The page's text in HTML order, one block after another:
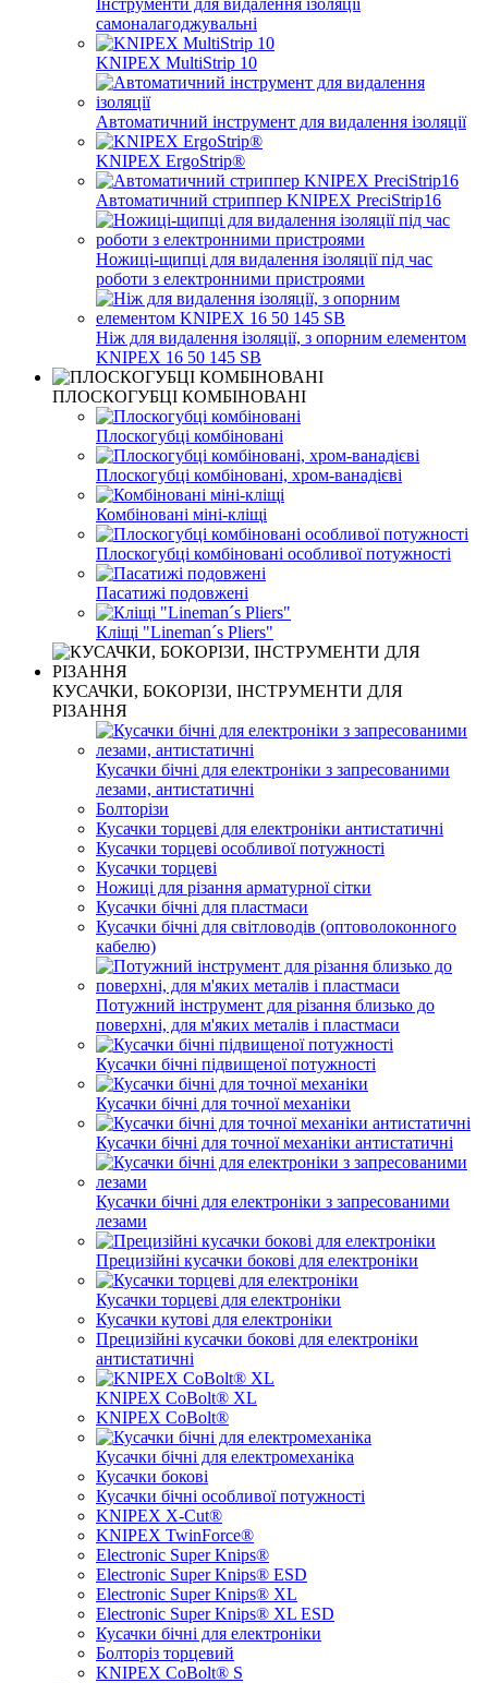
самоналагоджувальні
KNIPEX MultiStrip 10
Автоматичний інструмент для видалення ізоляції
KNIPEX ErgoStrip®
Автоматичний стриппер KNIPEX PreciStrip16
Ножиці-щипці для видалення ізоляції під час
роботи з електронними пристроями
Ніж для видалення ізоляції, з опорним елементом
KNIPEX 16 50 145 SB
ПЛОСКОГУБЦІ КОМБІНОВАНІ
Плоскогубці комбіновані
Плоскогубці комбіновані, хром-ванадієві
Комбіновані міні-кліщі
Плоскогубці комбіновані особливої ​​потужності
Пасатижі подовжені
Кліщі "Lineman´s Pliers"
КУСАЧКИ, БОКОРІЗИ, ІНСТРУМЕНТИ ДЛЯ
РІЗАННЯ
Кусачки бічні для електроніки з запресованими
лезами, антистатичні
Болторізи
Кусачки торцеві для електроніки антистатичні
Кусачки торцеві особливої ​​потужності
Кусачки торцеві
Ножиці для різання арматурної сітки
Кусачки бічні для пластмаси
Кусачки бічні для світловодів (оптоволоконного
кабелю)
Потужний інструмент для різання близько до
поверхні, для м'яких металів і пластмаси
Кусачки бічні підвищеної потужності
Кусачки бічні для точної механіки
Кусачки бічні для точної механіки антистатичні
Кусачки бічні для електроніки з запресованими
лезами
Прецизійні кусачки бокові для електроніки
Кусачки торцеві для електроніки
Кусачки кутові для електроніки
Прецизійні кусачки бокові для електроніки
антистатичні
KNIPEX CoBolt® XL
KNIPEX CoBolt®
Кусачки бічні для електромеханіка
Кусачки бокові
Кусачки бічні особливої ​​потужності
KNIPEX X-Cut®
KNIPEX TwinForce®
Electronic Super Knips®
Electronic Super Knips® ESD
Electronic Super Knips® XL
Electronic Super Knips® XL ESD
Кусачки бічні для електроніки
Болторіз торцевий
KNIPEX CoBolt® S